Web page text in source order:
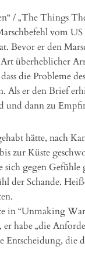
/ „The Things
vom
Bevor er den
überheblicher
die Probleme
Als er den Brief
und dann zu
hätte, nach
zur Küste
gegen Gefühle
der Schande.
in “Unmaking
er habe „die
Entscheidung, die